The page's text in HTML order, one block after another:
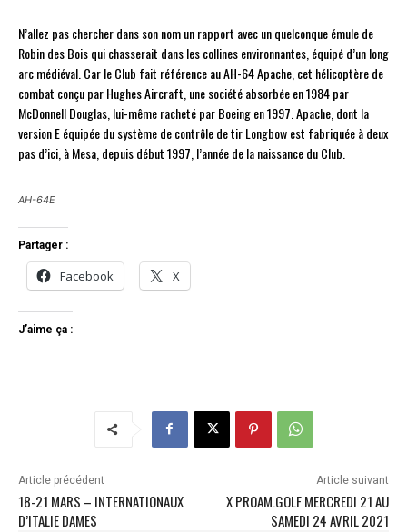
N’allez pas chercher dans son nom un rapport avec un quelconque émule de
Robin des Bois qui chasserait dans les collines environnantes, équipé d’un long
arc médiéval. Car le Club fait référence au AH-64 Apache, cet hélicoptère de
combat conçu par Hughes Aircraft, une société absorbée en 1984 par
McDonnell Douglas, lui-même racheté par Boeing en 1997. Apache, dont la
version E équipée du système de contrôle de tir Longbow est fabriquée à deux
pas d’ici, à Mesa, depuis début 1997, l’année de la naissance du Club.
AH-64E
Partager :
Facebook X
J’aime ça :
Article précédent
18-21 MARS – INTERNATIONAUX
D’ITALIE DAMES
Article suivant
X PROAM.GOLF MERCREDI 21 AU
SAMEDI 24 AVRIL 2021